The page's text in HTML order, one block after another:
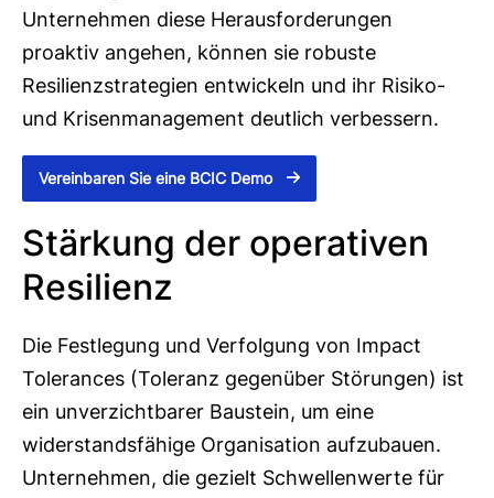
Unternehmen diese Herausforderungen
proaktiv angehen, können sie robuste
Resilienzstrategien entwickeln und ihr Risiko-
und Krisenmanagement deutlich verbessern.
Vereinbaren Sie eine BCIC Demo
Stärkung der operativen
Resilienz
Die Festlegung und Verfolgung von Impact
Tolerances (Toleranz gegenüber Störungen) ist
ein unverzichtbarer Baustein, um eine
widerstandsfähige Organisation aufzubauen.
Unternehmen, die gezielt Schwellenwerte für